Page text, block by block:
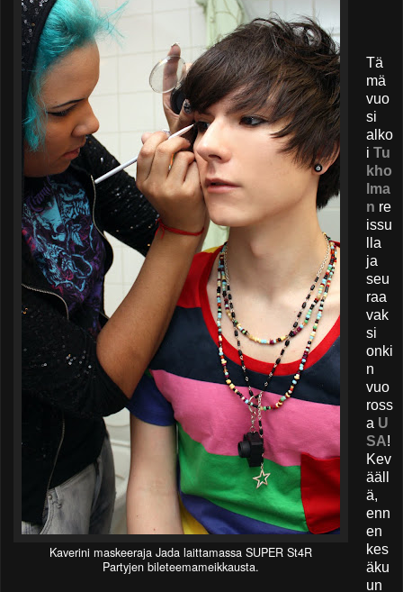
Kaverini maskeeraja Jada laittamassa SUPER St4R
Partyjen bileteemameikkausta.
Tä
mä
vuo
si
alko
i Tu
kho
lma
n re
issu
lla
ja
seu
raa
vak
si
onki
n
vuo
ross
a U
SA!
Kev
ääll
ä,
enn
en
kes
äku
un